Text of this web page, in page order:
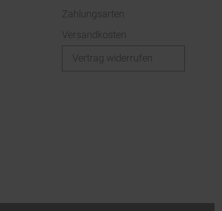
Zahlungsarten
Versandkosten
Vertrag widerrufen